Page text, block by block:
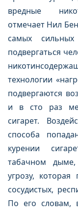
вредные
отмечает Нил
самых
подвергаться
технологии
подвергаются
и в сто раз
сигарет.
способа
курении
табачном
угрозу, которая
сосудистых,
По его словам,